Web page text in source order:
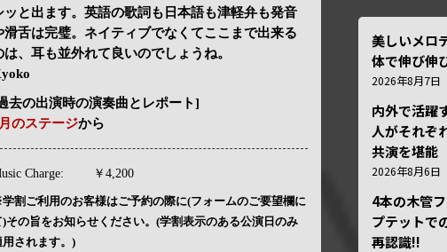
ッと出ます。英語の歌詞も日本語も津軽弁も発音
滑舌は完璧。ネイティブでなくてここまで出来る
は、耳も並外れて良いのでしょうね。
去の出演時の演奏曲とレポート]
のステージから
Charge: ￥4,200
割ご利用のお客様はご予約の際に(フォームのご要望欄に
)その旨をお知らせください。(学割表示のある公演日のみ
用されます。)
美しいメロ
体で伸び伸
2026年8月7日
内外で活躍
人がそれぞ
共演を堪能
2026年8月6日
4本の木管
プテットで
再認識!!